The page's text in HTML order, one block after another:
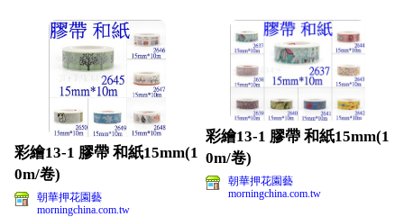
彩繪13-1 膠帶 和紙15mm(1
0m/卷)
朝華押花園藝
morningchina.com.tw
彩繪13-1 膠帶 和紙15mm(1
0m/卷)
朝華押花園藝
morningchina.com.tw